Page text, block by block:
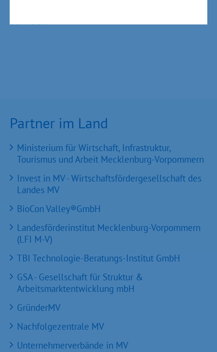
befinden.
Partner im Land
Ministerium für Wirtschaft, Infrastruktur,
Tourismus und Arbeit Mecklenburg-Vorpommern
Invest in MV - Wirtschaftsfördergesellschaft des
Landes MV
BioCon Valley®GmbH
Landesförderinstitut Mecklenburg-Vorpommern
(LFI M-V)
TBI Technologie-Beratungs-Institut GmbH
GSA - Gesellschaft für Struktur &
Arbeitsmarktentwicklung mbH
GründerMV
Nachfolgezentrale MV
Unternehmerverbände in MV